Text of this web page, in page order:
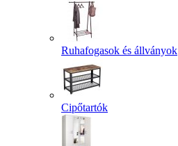
Ruhafogasok és állványok
Cipőtartók